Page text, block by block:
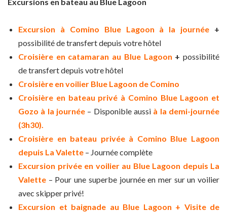
Excursion à Comino Blue Lagoon à la journée +
possibilité de transfert depuis votre hôtel
Croisière en catamaran au Blue Lagoon +possibilité
de transfert depuis votre hôtel
Croisière en voilier Blue Lagoon de Comino
Croisière en bateau privé à Comino Blue Lagoon et
Gozo à la journée – Disponible aussi à la demi-journée
(3h30).
Croisière en bateau privée à Comino Blue Lagoon
depuis La Valette – Journée complète
Excursion privée en voilier au Blue Lagoon depuis La
Valette – Pour une superbe journée en mer sur un voilier
avec skipper privé!
Excursion et baignade au Blue Lagoon + Visite de